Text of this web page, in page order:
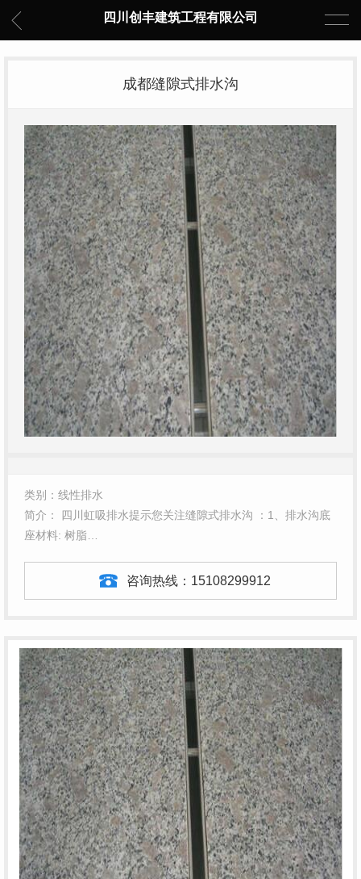
四川创丰建筑工程有限公司
成都缝隙式排水沟
类别：线性排水
简介： 四川虹吸排水提示您关注缝隙式排水沟 ：1、排水沟底
座材料: 树脂…
咨询热线： 15108299912